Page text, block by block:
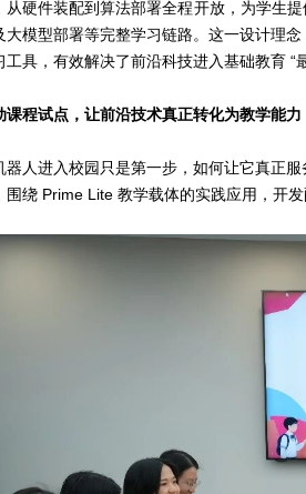
从硬件装配到算法部署全程开放，为学生
大模型部署等完整学习链路。这一设计理
工具，有效解决了前沿科技进入基础教育 “
课程试点，让前沿技术真正转化为教学能力
器人进入校园只是第一步，如何让它真正
围绕 Prime Lite 教学载体的实践应用，开发